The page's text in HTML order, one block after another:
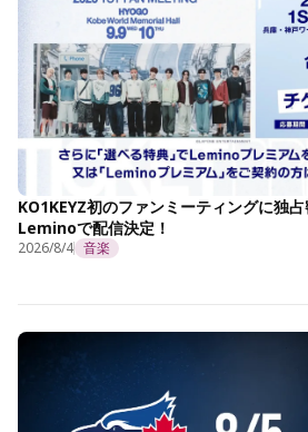
KO1KEYZ初のファンミーティングに独
Leminoで配信決定！
2026/8/4 音楽